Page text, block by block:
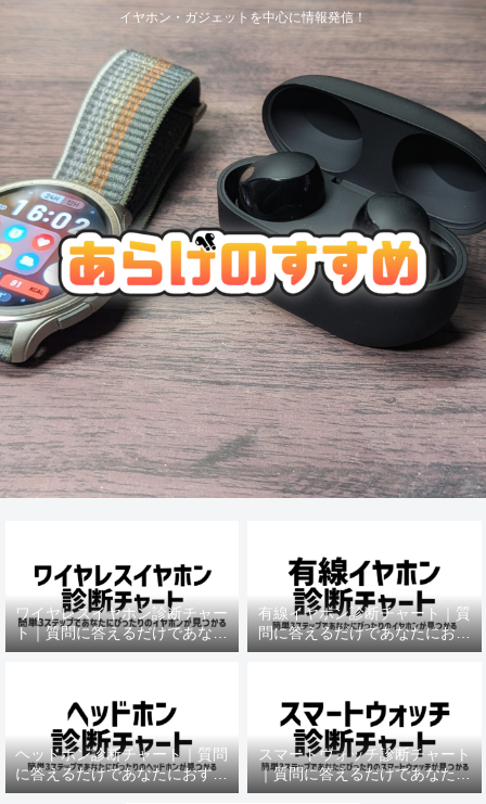
イヤホン・ガジェットを中心に情報発信！
ワイヤレスイヤホン診断チャー
ト｜質問に答えるだけであなた
におすすめの機種がわかる
有線イヤホン診断チャート｜質
問に答えるだけであなたにおす
すめの機種がわかる
ヘッドホン診断チャート｜質問
に答えるだけであなたにおすす
めの機種がわかる
スマートウォッチ診断チャート
｜質問に答えるだけであなたに
おすすめの機種がわかる